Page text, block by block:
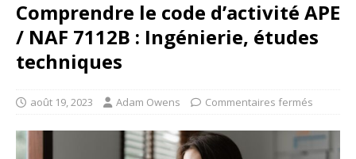
Comprendre le code d’activité APE
/ NAF 7112B : Ingénierie, études
techniques
août 19, 2023 Adam Owens Commentaires fermés